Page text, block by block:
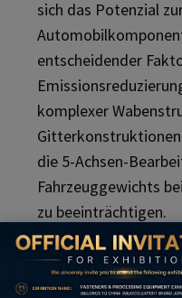
sich das Potenzial
entscheidender
komplexer
die 5-Achsen-
Fahrzeuggewichts
zu beeinträchtigen.
4. Andere Branchen